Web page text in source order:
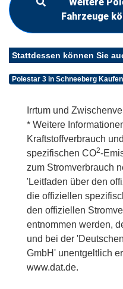
Fahrzeuge
Stattdessen können Sie
Polestar 3 in Schneeberg
Irrtum und
* Weitere
Kraftstoffverbrauch
spezifischen CO2-
zum Stromverbrauch
'Leitfaden über den
die offiziellen
den offiziellen
entnommen werden,
und bei der
GmbH' unentgeltlich
www.dat.de.